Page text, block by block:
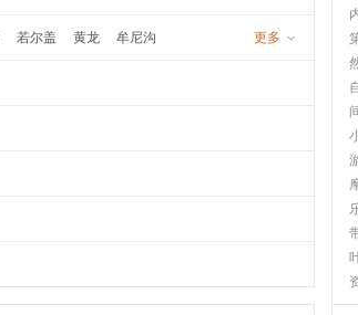
若尔盖 黄龙
牟尼沟
更多